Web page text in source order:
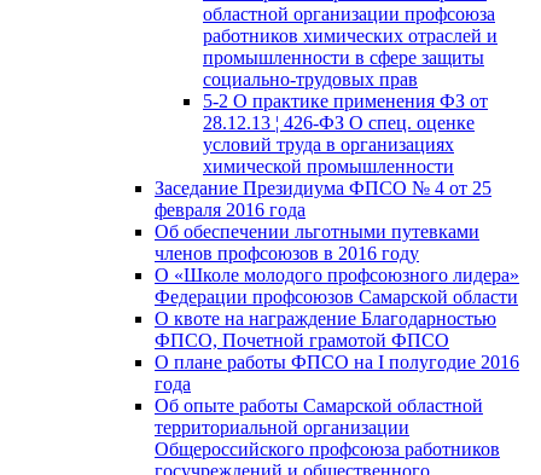
областной организации профсоюза
работников химических отраслей и
промышленности в сфере защиты
социально-трудовых прав
5-2 О практике применения ФЗ от
28.12.13 ¦ 426-ФЗ О спец. оценке
условий труда в организациях
химической промышленности
Заседание Президиума ФПСО № 4 от 25
февраля 2016 года
Об обеспечении льготными путевками
членов профсоюзов в 2016 году
О «Школе молодого профсоюзного лидера»
Федерации профсоюзов Самарской области
О квоте на награждение Благодарностью
ФПСО, Почетной грамотой ФПСО
О плане работы ФПСО на I полугодие 2016
года
Об опыте работы Самарской областной
территориальной организации
Общероссийского профсоюза работников
госучреждений и общественного